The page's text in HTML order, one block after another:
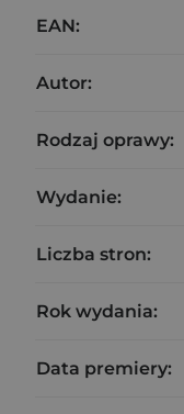
EAN:
Autor:
Rodzaj oprawy:
Wydanie:
Liczba stron:
Rok wydania:
Data premiery: